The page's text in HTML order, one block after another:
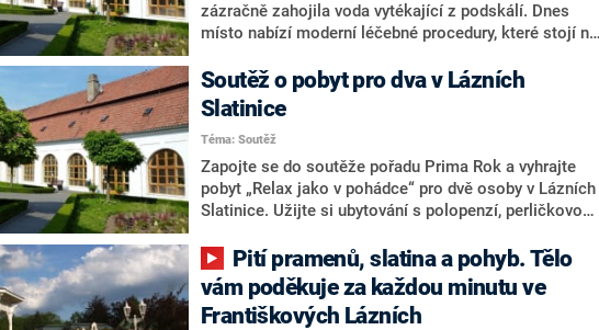
zázračně zahojila voda vytékající z podskálí. Dnes
místo nabízí moderní léčebné procedury, které stojí na
pramenů. V kombinaci s individuálním přístupem a
poklidnou atmosférou tu vzniká prostor, kde se tělo i
mysl znovu nadechují. Lázně Slatinice slaví 500 let od
svého prvního slavného hosta a připravily soutěž o
pobyt pro dva.
Soutěž o pobyt pro dva v Lázních
Slatinice
Téma: Soutěž
Zapojte se do soutěže pořadu Prima Rok a vyhrajte
pobyt „Relax jako v pohádce“ pro dvě osoby v Lázních
Slatinice. Užijte si ubytování s polopenzí, perličkovou
whirlpoolem
vám poděkuje za každou minutu ve
Františkových Lázních